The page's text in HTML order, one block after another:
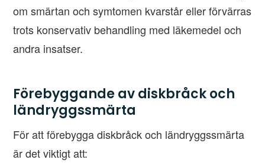
om smärtan och symtomen kvarstår eller förvärras
trots konservativ behandling med läkemedel och
andra insatser.
Förebyggande av diskbråck och
ländryggssmärta
För att förebygga diskbråck och ländryggssmärta
är det viktigt att: